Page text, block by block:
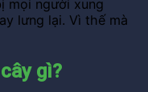
mọi người xung
lưng lại. Vì thế mà
gì?